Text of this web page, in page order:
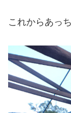
これからあっ